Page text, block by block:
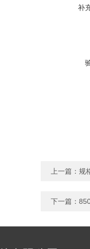
补
上一篇： 规
下一篇：